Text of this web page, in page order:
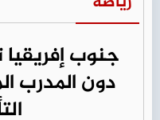
جنوب
دون المدرب